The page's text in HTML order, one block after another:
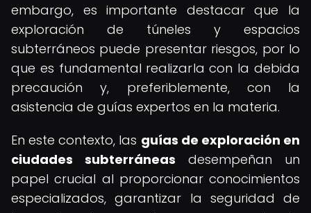
embargo, es importante destacar que la
exploración de túneles y espacios
subterráneos puede presentar riesgos, por lo
que es fundamental realizarla con la debida
precaución y, preferiblemente, con la
asistencia de guías expertos en la materia.
En este contexto, las guías de exploración en
ciudades subterráneas desempeñan un
papel crucial al proporcionar conocimientos
especializados, garantizar la seguridad de